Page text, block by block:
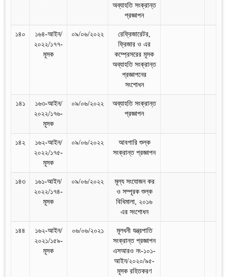
অব্যাহতি সংক্রান্ত
প্রজ্ঞাপন
১৪০
১৬৪-আইন/
২০২২/১৭৭-
মূসক
০৯/০৬/২০২২
রেফ্রিজারেটর,
ফ্রিজার ও এর
কম্প্রেসরের মূসক
অব্যাহতি সংক্রান্ত
প্রজ্ঞাপনের
সংশোধন
১৪১
১৬৩-আইন/
২০২২/১৭৬-
মূসক
০৯/০৬/২০২২
অব্যাহতি সংক্রান্ত
প্রজ্ঞাপন
১৪২
১৬২-আইন/
২০২২/১৭৫-
মূসক
০৯/০৬/২০২২
আবগারি শুল্ক
সংক্রান্ত প্রজ্ঞাপন
১৪৩
১৬১-আইন/
২০২২/১৭৪-
মূসক
০৯/০৬/২০২২
মূল্য সংযোজন কর
ও সম্পূরক শুল্ক
বিধিমালা, ২০১৬
এর সংশোধন
১৪৪
১৬২-আইন/
২০২১/১৫৯-
মূসক
০৬/০৬/২০২১
মূলধনী যন্ত্রপাতি
সংক্রান্ত প্রজ্ঞাপন
এসআরও নং-১০১-
আইন/২০২০/৯৫-
মূসক রহিতকরণ